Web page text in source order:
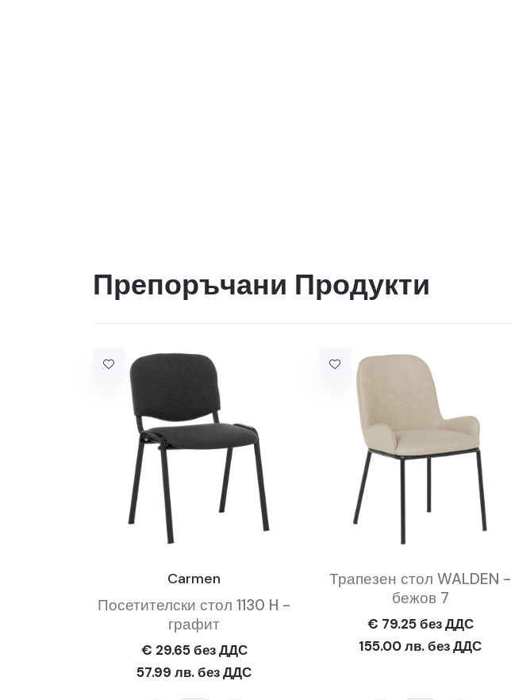
Препоръчани Продукти
Carmen
Посетителски стол 1130 H -
графит
€ 29.65 без ДДС
57.99 лв. без ДДС
Трапезен стол WALDEN -
бежов 7
€ 79.25 без ДДС
155.00 лв. без ДДС